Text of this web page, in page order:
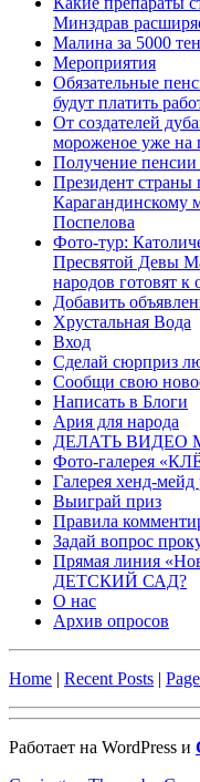
Минздрав
Малина за 5000
Мероприятия
Обязательные
будут платить
От создателей
мороженое уже на
Получение пенсии
Президент страны
Карагандинскому
Поспелова
Фото-тур:
Пресвятой Девы
народов готовят к
Добавить
Хрустальная Вода
Вход
Сделай сюрприз
Сообщи свою
Написать в Блоги
Ария для народа
ДЕЛАТЬ
Фото-галерея
Галерея хенд-
Выиграй приз
Правила
Задай вопрос
Прямая линия
ДЕТСКИЙ САД?
О нас
Архив опросов
Home | Recent Posts |
Работает на WordPress и